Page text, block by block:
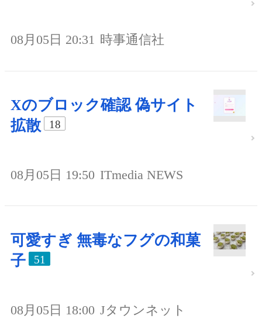
08月05日 20:31 時事通信社
Xのブロック確認 偽サイト
拡散
18
08月05日 19:50 ITmedia NEWS
可愛すぎ 無毒なフグの和菓
子
51
08月05日 18:00 Jタウンネット